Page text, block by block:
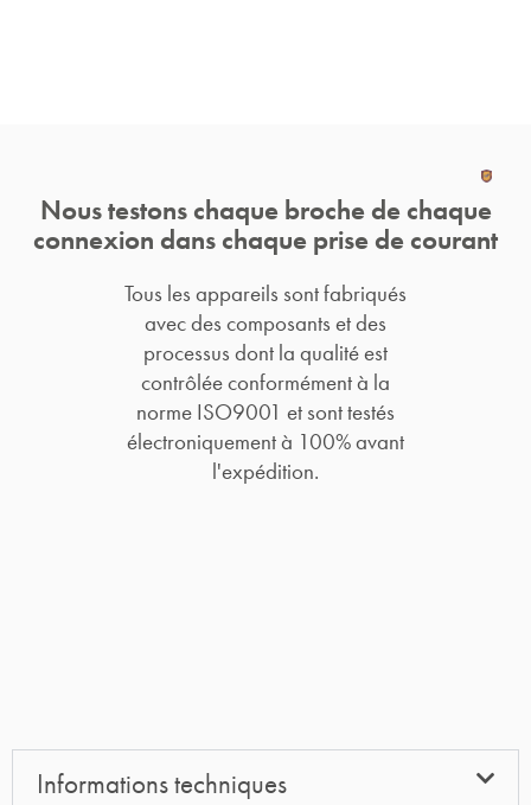
Nous testons chaque broche de chaque
connexion dans chaque prise de courant
Tous les appareils sont fabriqués
avec des composants et des
processus dont la qualité est
contrôlée conformément à la
norme ISO9001 et sont testés
électroniquement à 100% avant
l'expédition.
Informations techniques